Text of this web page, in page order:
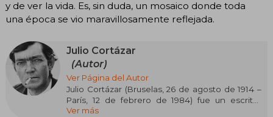
y de ver la vida. Es, sin duda, un mosaico donde toda
una época se vio maravillosamente reflejada.
Julio Cortázar
(Autor)
Ver Página del Autor
Julio Cortázar (Bruselas, 26 de agosto de 1914 –
París, 12 de febrero de 1984) fue un escritor
argentino reconocido internacionalmente
Ver más